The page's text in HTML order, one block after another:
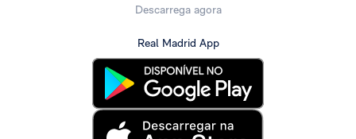
Descarrega agora
Real Madrid App